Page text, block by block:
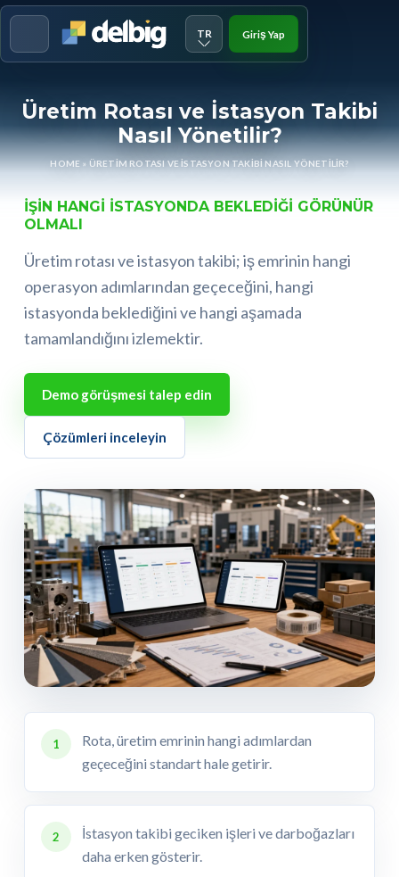
TR Giriş Yap
Üretim Rotası ve İstasyon Takibi
Nasıl Yönetilir?
HOME » ÜRETIM ROTASI VE İSTASYON TAKIBI NASIL YÖNETILIR?
İŞIN HANGI ISTASYONDA BEKLEDIĞI GÖRÜNÜR
OLMALI
Üretim rotası ve istasyon takibi; iş emrinin hangi
operasyon adımlarından geçeceğini, hangi
istasyonda beklediğini ve hangi aşamada
tamamlandığını izlemektir.
Demo görüşmesi talep edin
Çözümleri inceleyin
1
Rota, üretim emrinin hangi adımlardan
geçeceğini standart hale getirir.
2
İstasyon takibi geciken işleri ve darboğazları
daha erken gösterir.